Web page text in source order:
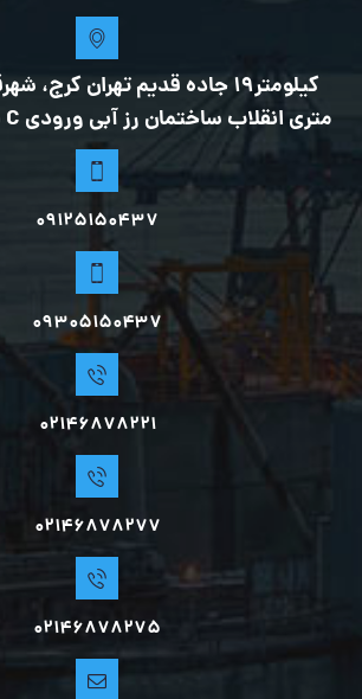
متری انقلاب ساختمان رز آبی ورودی C طبقه 3 واحد 3
09125150437
0۹۳۰۵۱۵۰۴۳۷
02146878221
02146878277
02146878275